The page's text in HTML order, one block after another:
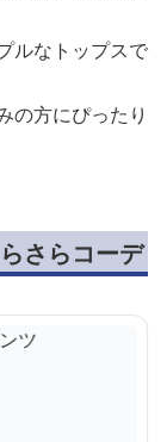
ルなトップスで
の方にぴったり
さらコーデ